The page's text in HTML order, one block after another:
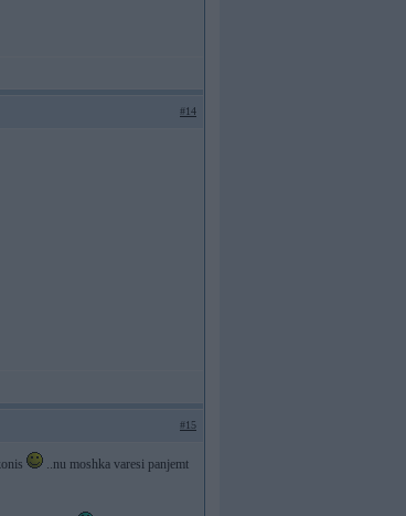
#14
#15
..nu moshka varesi panjemt